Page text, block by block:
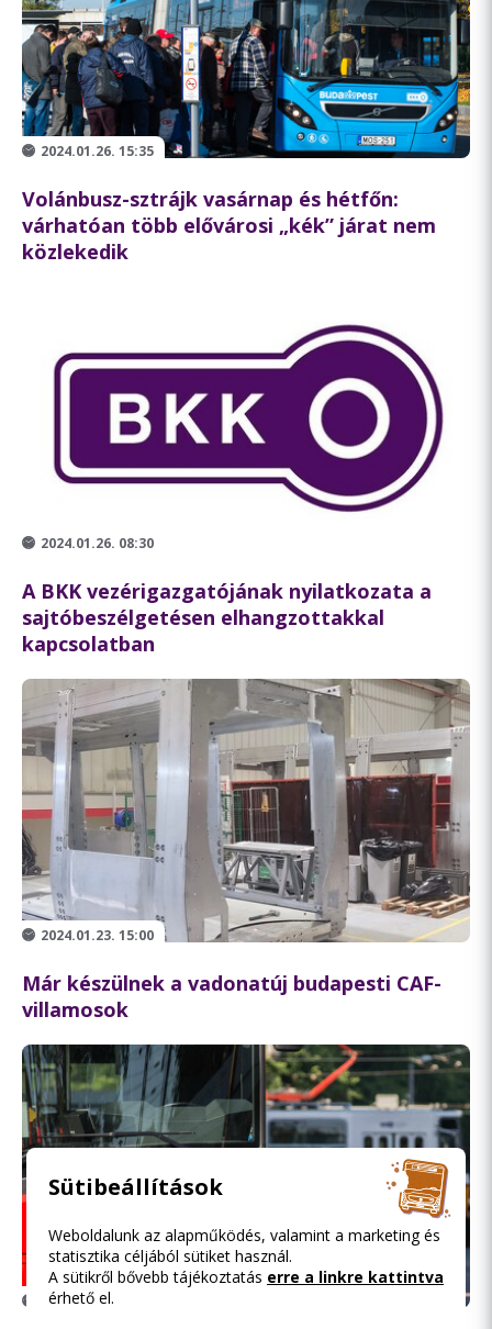
2024.01.26. 15:35
Volánbusz-sztrájk vasárnap és hétfőn:
várhatóan több elővárosi „kék” járat nem
közlekedik
2024.01.26. 08:30
A BKK vezérigazgatójának nyilatkozata a
sajtóbeszélgetésen elhangzottakkal
kapcsolatban
2024.01.23. 15:00
Már készülnek a vadonatúj budapesti CAF-
villamosok
2024.01.23. 06:04
Sütibeállítások
Weboldalunk az alapműködés, valamint a marketing és
statisztika céljából sütiket használ.
A sütikről bővebb tájékoztatás erre a linkre kattintva
érhető el.